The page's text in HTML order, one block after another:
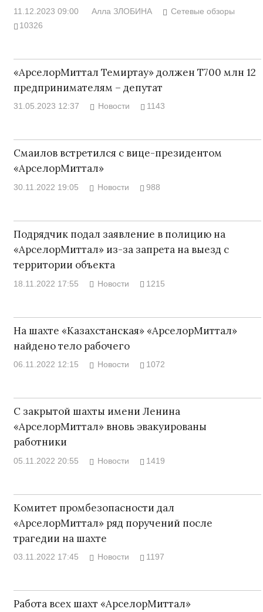
11.12.2023 09:00 Алла ЗЛОБИНА
Сетевые обзоры
10326
«АрселорМиттал Темиртау» должен Т700 млн 12
предпринимателям – депутат
31.05.2023 12:37 Новости 1143
Смаилов встретился с вице-президентом
«АрселорМиттал»
30.11.2022 19:05 Новости 988
Подрядчик подал заявление в полицию на
«АрселорМиттал» из-за запрета на выезд с
территории объекта
18.11.2022 17:55 Новости 1215
На шахте «Казахстанская» «АрселорМиттал»
найдено тело рабочего
06.11.2022 12:15 Новости 1072
С закрытой шахты имени Ленина
«АрселорМиттал» вновь эвакуированы
работники
05.11.2022 20:55 Новости 1419
Комитет промбезопасности дал
«АрселорМиттал» ряд поручений после
трагедии на шахте
03.11.2022 17:45 Новости 1197
Работа всех шахт «АрселорМиттал»